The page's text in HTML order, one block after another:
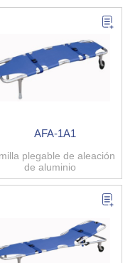
AFA-1A1
plegable de aleación
de aluminio